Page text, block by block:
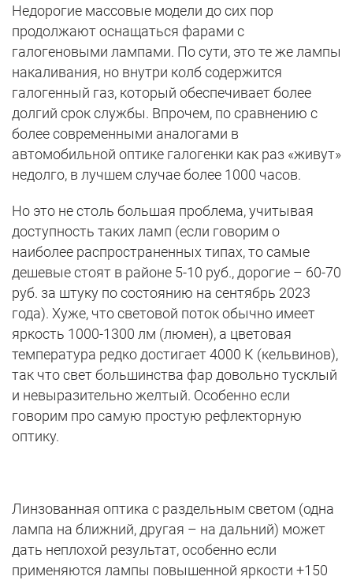
Недорогие массовые модели до сих пор
продолжают оснащаться фарами с
галогеновыми лампами. По сути, это те же лампы
накаливания, но внутри колб содержится
галогенный газ, который обеспечивает более
долгий срок службы. Впрочем, по сравнению с
более современными аналогами в
автомобильной оптике галогенки как раз «живут»
недолго, в лучшем случае более 1000 часов.
Но это не столь большая проблема, учитывая
доступность таких ламп (если говорим о
наиболее распространенных типах, то самые
дешевые стоят в районе 5-10 руб., дорогие – 60-70
руб. за штуку по состоянию на сентябрь 2023
года). Хуже, что световой поток обычно имеет
яркость 1000-1300 лм (люмен), а цветовая
температура редко достигает 4000 К (кельвинов),
так что свет большинства фар довольно тусклый
и невыразительно желтый. Особенно если
говорим про самую простую рефлекторную
оптику.
Линзованная оптика с раздельным светом (одна
лампа на ближний, другая – на дальний) может
дать неплохой результат, особенно если
применяются лампы повышенной яркости +150